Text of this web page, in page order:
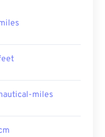
miles